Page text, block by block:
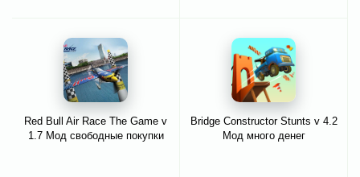
Red Bull Air Race The Game v
1.7 Мод свободные покупки
Bridge Constructor Stunts v 4.2
Мод много денег